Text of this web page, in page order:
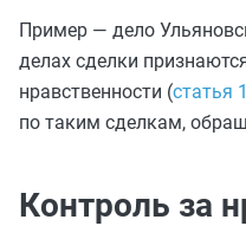
Пример — дело
делах сделки
нравственности (статья
по таким сделкам,
Контроль за